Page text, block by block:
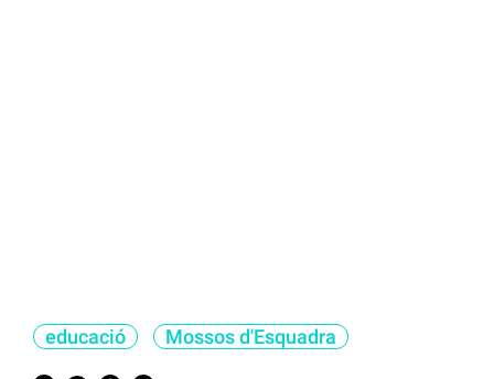
educació Mossos d'Esquadra